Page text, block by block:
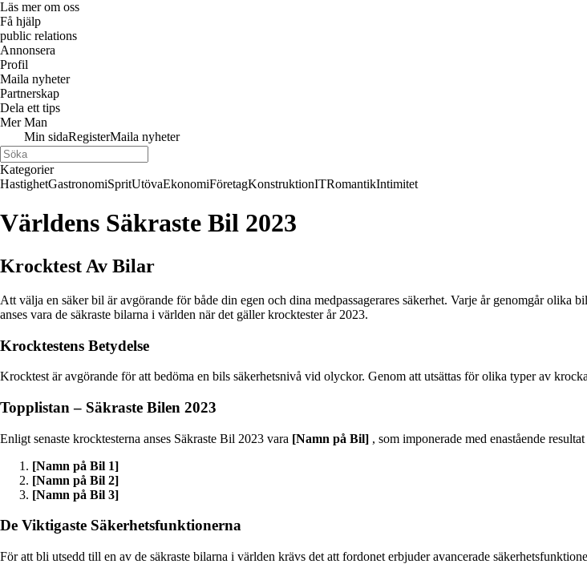
Läs mer om oss
Få hjälp
public relations
Annonsera
Profil
Maila nyheter
Partnerskap
Dela ett tips
Mer Man
Min sidaRegisterMaila nyheter
Kategorier
HastighetGastronomiSpritUtövaEkonomiFöretagKonstruktionITRomantikIntimitet
Världens Säkraste Bil 2023
Krocktest Av Bilar
Att välja en säker bil är avgörande för både din egen och dina medpassagerares säkerhet. Varje år genomgår olika
anses vara de säkraste bilarna i världen när det gäller krocktester år 2023.
Krocktestens Betydelse
Krocktest är avgörande för att bedöma en bils säkerhetsnivå vid olyckor. Genom att utsättas för olika typer av
Topplistan – Säkraste Bilen 2023
Enligt senaste krocktesterna anses Säkraste Bil 2023 vara [Namn på Bil] , som imponerade med enastående
[Namn på Bil 1]
[Namn på Bil 2]
[Namn på Bil 3]
De Viktigaste Säkerhetsfunktionerna
För att bli utsedd till en av de säkraste bilarna i världen krävs det att fordonet erbjuder avancerade